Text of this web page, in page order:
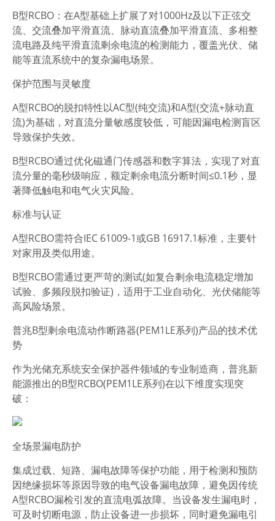
B型RCBO：在A型基础上扩展了对1000Hz及以下正弦交
流、交流叠加平滑直流、脉动直流叠加平滑直流、多相整
流电路及纯平滑直流剩余电流的检测能力，覆盖光伏、储
能等直流系统中的复杂漏电场景。
保护范围与灵敏度
A型RCBO的脱扣特性以AC型(纯交流)和A型(交流+脉动直
流)为基础，对直流分量敏感度较低，可能因漏电检测盲区
导致保护失效。
B型RCBO通过优化磁通门传感器和数字算法，实现了对直
流分量的毫秒级响应，额定剩余电流分断时间≤0.1秒，显
著降低触电和电气火灾风险。
标准与认证
A型RCBO需符合IEC 61009-1或GB 16917.1标准，主要针
对家用及类似用途。
B型RCBO需通过更严苛的测试(如复合剩余电流稳定增加
试验、多频段脱扣验证)，适用于工业自动化、光伏储能等
高风险场景。
普兆B型剩余电流动作断路器(PEM1LE系列)产品的技术优
势
作为光储充系统安全保护器件领域的专业制造商，普兆新
能源推出的B型RCBO(PEM1LE系列)在以下维度实现突
破：
全场景漏电防护
集成过载、短路、漏电故障等保护功能，用于检测和预防
因绝缘损坏等原因导致的电气设备漏电故障，避免因传统
A型RCBO漏检引发的直流电弧故障。当设备发生漏电时，
可及时切断电源，防止设备进一步损坏，同时避免漏电引